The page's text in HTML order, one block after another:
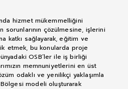
hizmet mükemmelliğini
sorunlarının çözülmesine, işlerini
katkı sağlayarak, eğitim ve
etmek, bu konularda proje
OSB’ler ile iş birliği
memnuniyetlerini en üst
odaklı ve yenilikçi yaklaşımla
modeli oluşturarak